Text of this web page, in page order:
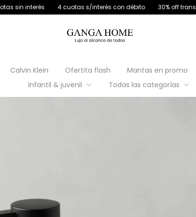
4 cuotas s/interés con débito 30% off transferencia
Calvin Klein Ofertita flash Mantas en promo
Infantil & juvenil
Todas las categorías